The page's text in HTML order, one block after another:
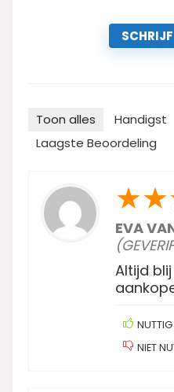
Toon alles Handigst
Laagste Beoordeling
★★
EVA
Altijd
NUTTIG
NIET